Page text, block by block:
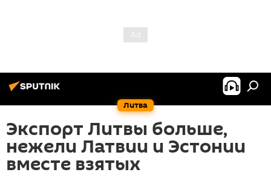
Литва
Экспорт Литвы больше,
нежели Латвии и Эстонии
вместе взятых